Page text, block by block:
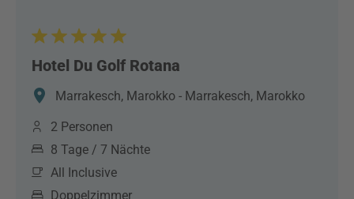
Hotel Du Golf Rotana
Marrakesch, Marokko - Marrakesch, Marokko
2 Personen
8 Tage / 7 Nächte
All Inclusive
Doppelzimmer